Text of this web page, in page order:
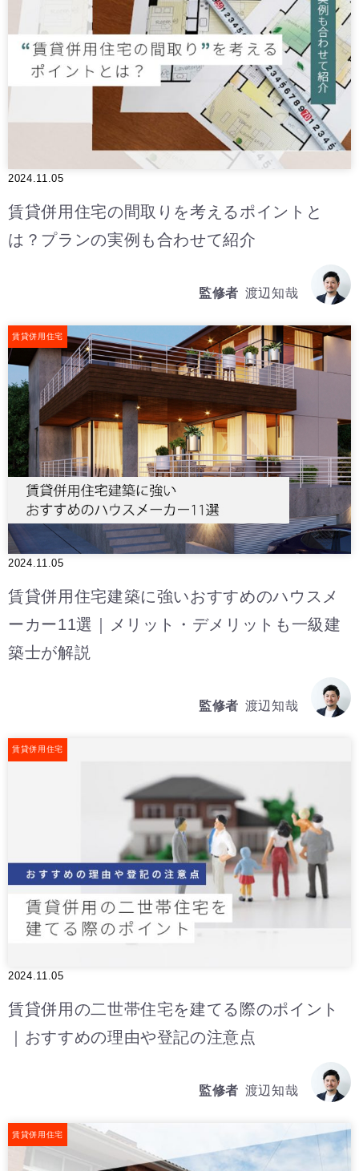
2024.11.05
賃貸併用住宅の間取りを考えるポイントと
は？プランの実例も合わせて紹介
監修者 渡辺知哉
賃貸併用住宅
2024.11.05
賃貸併用住宅建築に強いおすすめのハウスメ
ーカー11選｜メリット・デメリットも一級建
築士が解説
監修者 渡辺知哉
賃貸併用住宅
2024.11.05
賃貸併用の二世帯住宅を建てる際のポイント
｜おすすめの理由や登記の注意点
監修者 渡辺知哉
賃貸併用住宅